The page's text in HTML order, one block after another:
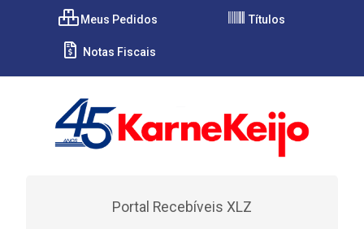
Meus Pedidos Títulos
Notas Fiscais
Portal Recebíveis XLZ